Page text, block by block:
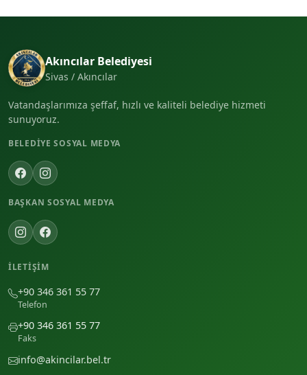
Akıncılar Belediyesi
Sivas / Akıncılar
Vatandaşlarımıza şeffaf, hızlı ve kaliteli belediye hizmeti
sunuyoruz.
BELEDIYE SOSYAL MEDYA
BAŞKAN SOSYAL MEDYA
İLETIŞIM
+90 346 361 55 77
Telefon
+90 346 361 55 77
Faks
info@akincilar.bel.tr